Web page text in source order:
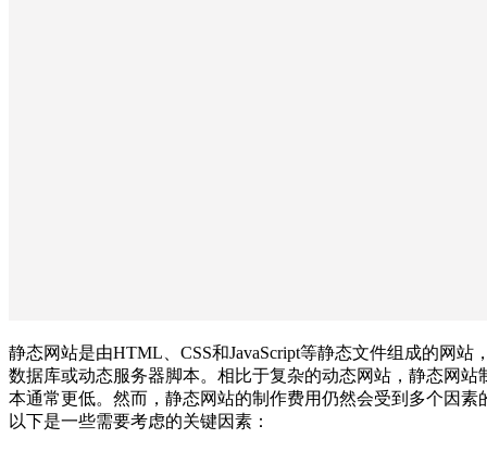
静态网站是由HTML、CSS和JavaScript等静态文件组成的网站
数据库或动态服务器脚本。相比于复杂的动态网站，静态网站
本通常更低。然而，静态网站的制作费用仍然会受到多个因素
以下是一些需要考虑的关键因素：